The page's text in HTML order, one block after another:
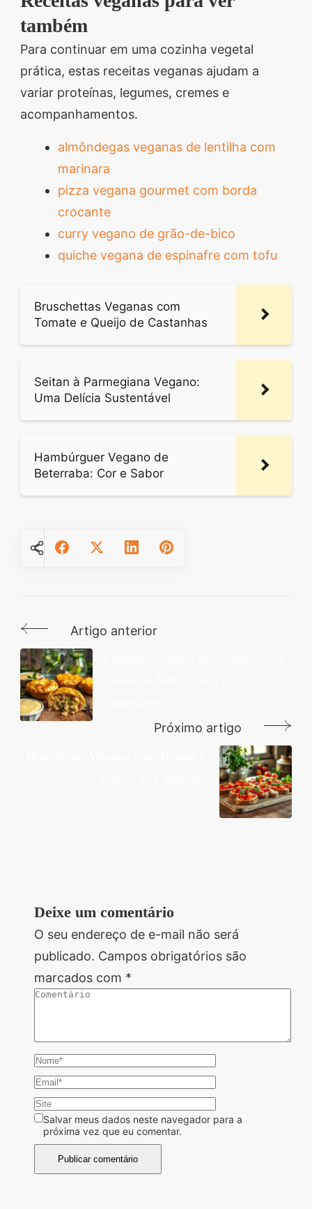
também
Para continuar em uma cozinha vegetal
prática, estas receitas veganas ajudam a
variar proteínas, legumes, cremes e
acompanhamentos.
almôndegas veganas de lentilha com
marinara
pizza vegana gourmet com borda
crocante
curry vegano de grão-de-bico
quiche vegana de espinafre com tofu
Bruschettas Veganas com
Tomate e Queijo de Castanhas
Seitan à Parmegiana Vegano:
Uma Delícia Sustentável
Hambúrguer Vegano de
Beterraba: Cor e Sabor
Navegação
de
post
Artigo anterior
Próximo artigo
Deixe um comentário
O seu endereço de e-mail não será
publicado. Campos obrigatórios são
marcados com *
Salvar meus dados neste navegador para a
próxima vez que eu comentar.